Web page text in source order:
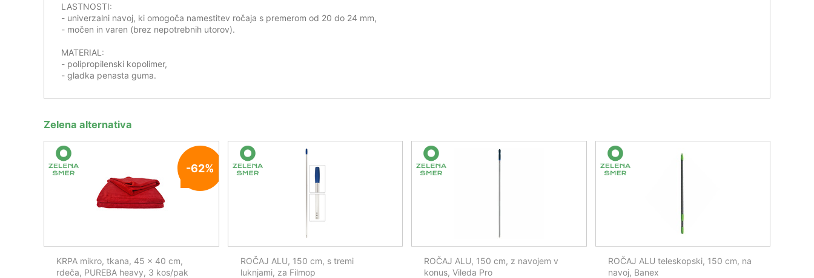
LASTNOSTI:
- univerzalni navoj, ki omogoča namestitev ročaja s premerom od 20 do 24 mm,
- močen in varen (brez nepotrebnih utorov).
MATERIAL:
- polipropilenski kopolimer,
- gladka penasta guma.
Zelena alternativa
-62%
KRPA mikro, tkana, 45 x 40 cm,
rdeča, PUREBA heavy, 3 kos/pak
ROČAJ ALU, 150 cm, s tremi
luknjami, za Filmop
ROČAJ ALU, 150 cm, z navojem v
konus, Vileda Pro
ROČAJ ALU teleskopski, 150 cm, na
navoj, Banex